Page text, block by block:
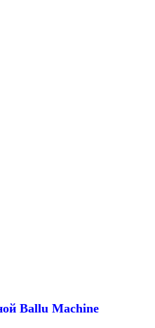
Ballu Machine